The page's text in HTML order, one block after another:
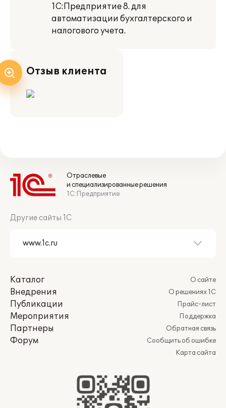
1С:Предприятие 8. для
автоматизации бухгалтерского и
налогового учета.
Отзыв клиента
Отраслевые
и специализированные решения
1С:Предприятие
Другие сайты 1С
Каталог
Внедрения
Публикации
Мероприятия
Партнеры
Форум
О сайте
О решениях 1С
Прайс-лист
Поддержка
Обратная связь
Сообщить об ошибке
Карта сайта